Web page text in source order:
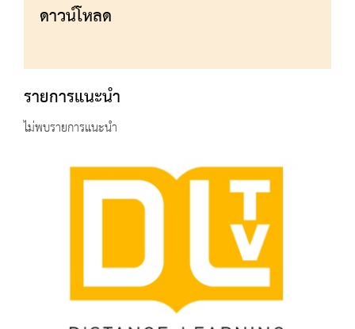
ดาวน์โหลด
รายการแนะนำ
ไม่พบรายการแนะนำ